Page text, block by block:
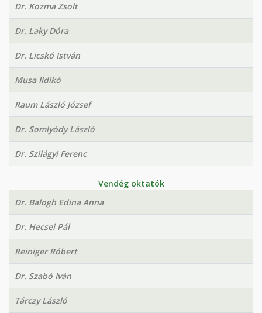
Dr. Kozma Zsolt
Dr. Laky Dóra
Dr. Licskó István
Musa Ildikó
Raum László József
Dr. Somlyódy László
Dr. Szilágyi Ferenc
Vendég oktatók
Dr. Balogh Edina Anna
Dr. Hecsei Pál
Reiniger Róbert
Dr. Szabó Iván
Tárczy László